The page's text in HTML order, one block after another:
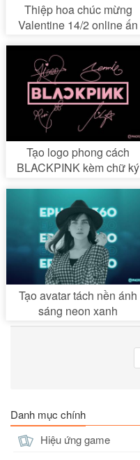
Thiệp hoa chúc mừng
Valentine 14/2 online ấn
Tạo logo phong cách
BLACKPINK kèm chữ ký
Tạo avatar tách nền ánh
sáng neon xanh
Danh mục chính
Hiệu ứng game